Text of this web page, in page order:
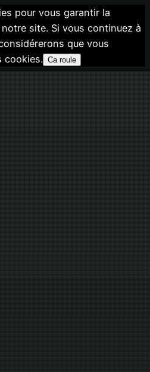
pour vous garantir la
site. Si vous continuez à
que vous
cookies. Ca roule